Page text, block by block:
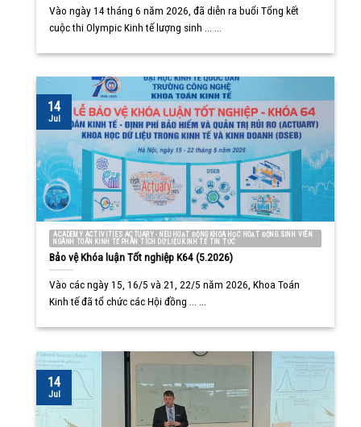
Vào ngày 14 tháng 6 năm 2026, đã diễn ra buổi Tổng kết
cuộc thi Olympic Kinh tế lượng sinh ... ...
ACADEMY ACTIVITIES ACTUARY - NEU HOẠT ĐỘNG KHOA HỌC HOẠT ĐỘNG SINH VIÊN
NGÀNH TOÁN KINH TẾ PHÂN TÍCH DỮ LIỆU KINH TẾ TIN TỨC
Bảo vệ Khóa luận Tốt nghiệp K64 (5.2026)
Vào các ngày 15, 16/5 và 21, 22/5 năm 2026, Khoa Toán
Kinh tế đã tổ chức các Hội đồng ... ...
14
Jul
14
Jul